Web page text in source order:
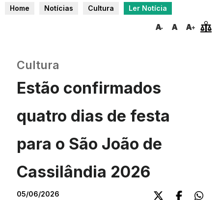
Home
Notícias Cultura Ler Notícia
Cultura
Estão confirmados
quatro dias de festa
para o São João de
Cassilândia 2026
05/06/2026